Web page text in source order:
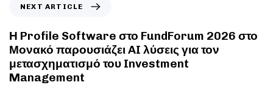
NEXT ARTICLE
Η Profile Software στο FundForum 2026 στο
Μονακό παρουσιάζει AI λύσεις για τον
μετασχηματισμό του Investment
Management